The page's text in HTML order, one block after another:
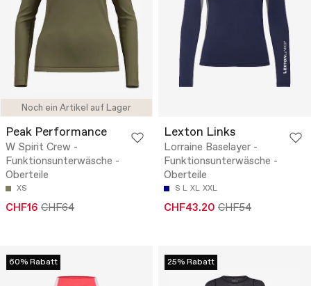
Noch ein Artikel auf Lager
Peak Performance
W Spirit Crew -
Funktionsunterwäsche -
Oberteile
XS
CHF16 CHF64
Lexton Links
Lorraine Baselayer -
Funktionsunterwäsche -
Oberteile
S L XL XXL
CHF43.20 CHF54
60% Rabatt 25% Rabatt